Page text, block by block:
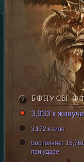
БОНУСЫ
3,933 к
3,172 к силе
Восполняет
при ударе